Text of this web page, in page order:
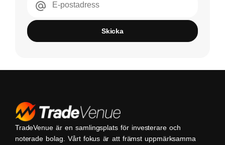
E-postadress
Skicka
TradeVenue är en samlingsplats för investerare och
noterade bolag. Vårt fokus är att främst uppmärksamma